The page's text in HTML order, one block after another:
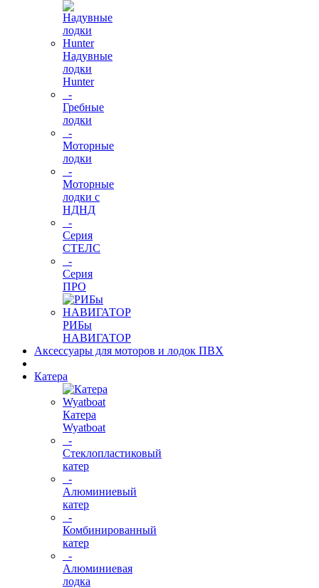
Надувные
лодки
Hunter
-
Гребные
лодки
-
Моторные
лодки
-
Моторные
лодки с
НДНД
-
Серия
СТЕЛС
-
Серия
ПРО
РИБы
НАВИГАТОР
Аксессуары для моторов и лодок ПВХ
Катера
Катера
Wyatboat
-
Cтеклопластиковый
катер
-
Алюминиевый
катер
-
Комбинированный
катер
-
Алюминиевая
лодка